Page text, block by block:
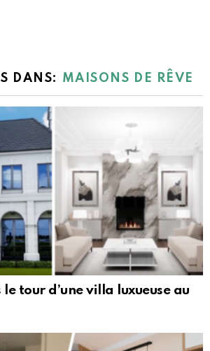
DANS: MAISONS DE RÊVE
tour d’une villa luxueuse au